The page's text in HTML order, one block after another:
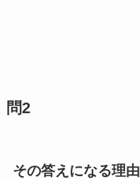
問2
その答えになる理由